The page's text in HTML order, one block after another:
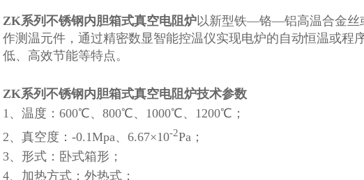
ZK系列不锈钢内胆箱式真空电阻炉以新型铁—铬—铝高温合金丝
作测温元件，通过精密数显智能控温仪实现电炉的自动恒温或程
低、高效节能等特点。
ZK系列不锈钢内胆箱式真空电阻炉技术参数
1、温度：600℃、800℃、1000℃、1200℃；
2、真空度：-0.1Mpa、6.67×10-2Pa；
3、形式：卧式箱形；
4、加热方式：外热式；